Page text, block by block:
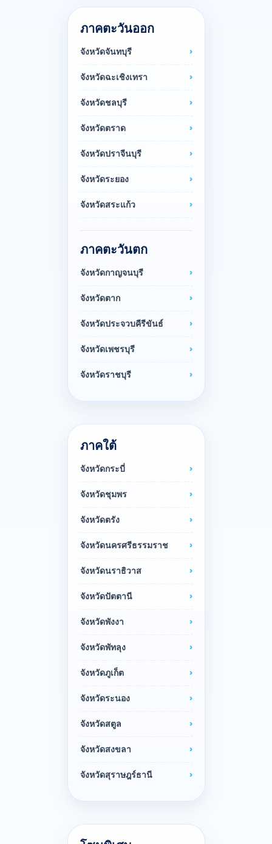
ภาคตะวันออก
จังหวัดจันทบุรี
จังหวัดฉะเชิงเทรา
จังหวัดชลบุรี
จังหวัดตราด
จังหวัดปราจีนบุรี
จังหวัดระยอง
จังหวัดสระแก้ว
ภาคตะวันตก
จังหวัดกาญจนบุรี
จังหวัดตาก
จังหวัดประจวบคีรีขันธ์
จังหวัดเพชรบุรี
จังหวัดราชบุรี
ภาคใต้
จังหวัดกระบี่
จังหวัดชุมพร
จังหวัดตรัง
จังหวัดนครศรีธรรมราช
จังหวัดนราธิวาส
จังหวัดปัตตานี
จังหวัดพังงา
จังหวัดพัทลุง
จังหวัดภูเก็ต
จังหวัดระนอง
จังหวัดสตูล
จังหวัดสงขลา
จังหวัดสุราษฎร์ธานี